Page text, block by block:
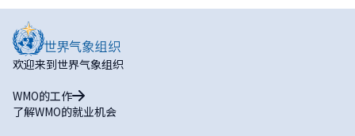
欢迎来到世界气象组织
WMO的工作
了解WMO的就业机会